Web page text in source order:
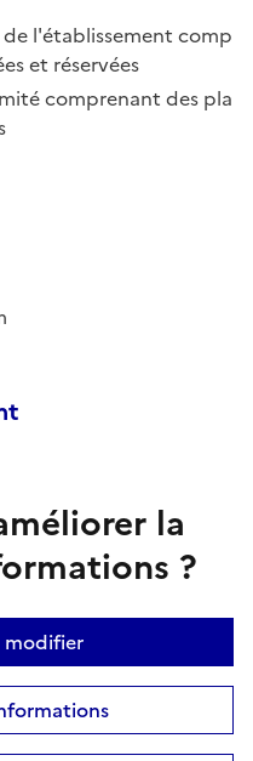
de l'établissement comp
et réservées
comprenant des pla
la
?
modifier